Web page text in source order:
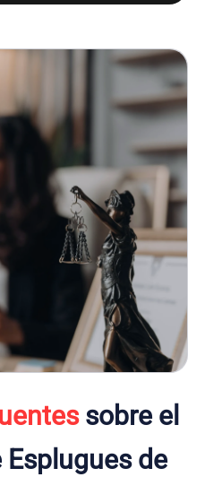
sobre el
de